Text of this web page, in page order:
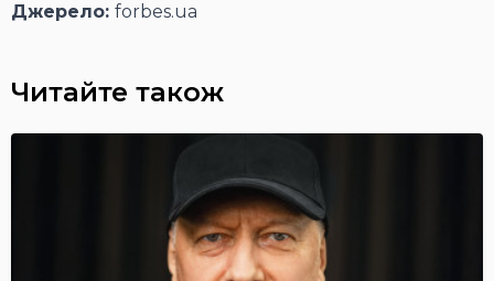
Джерело: forbes.ua
Читайте також